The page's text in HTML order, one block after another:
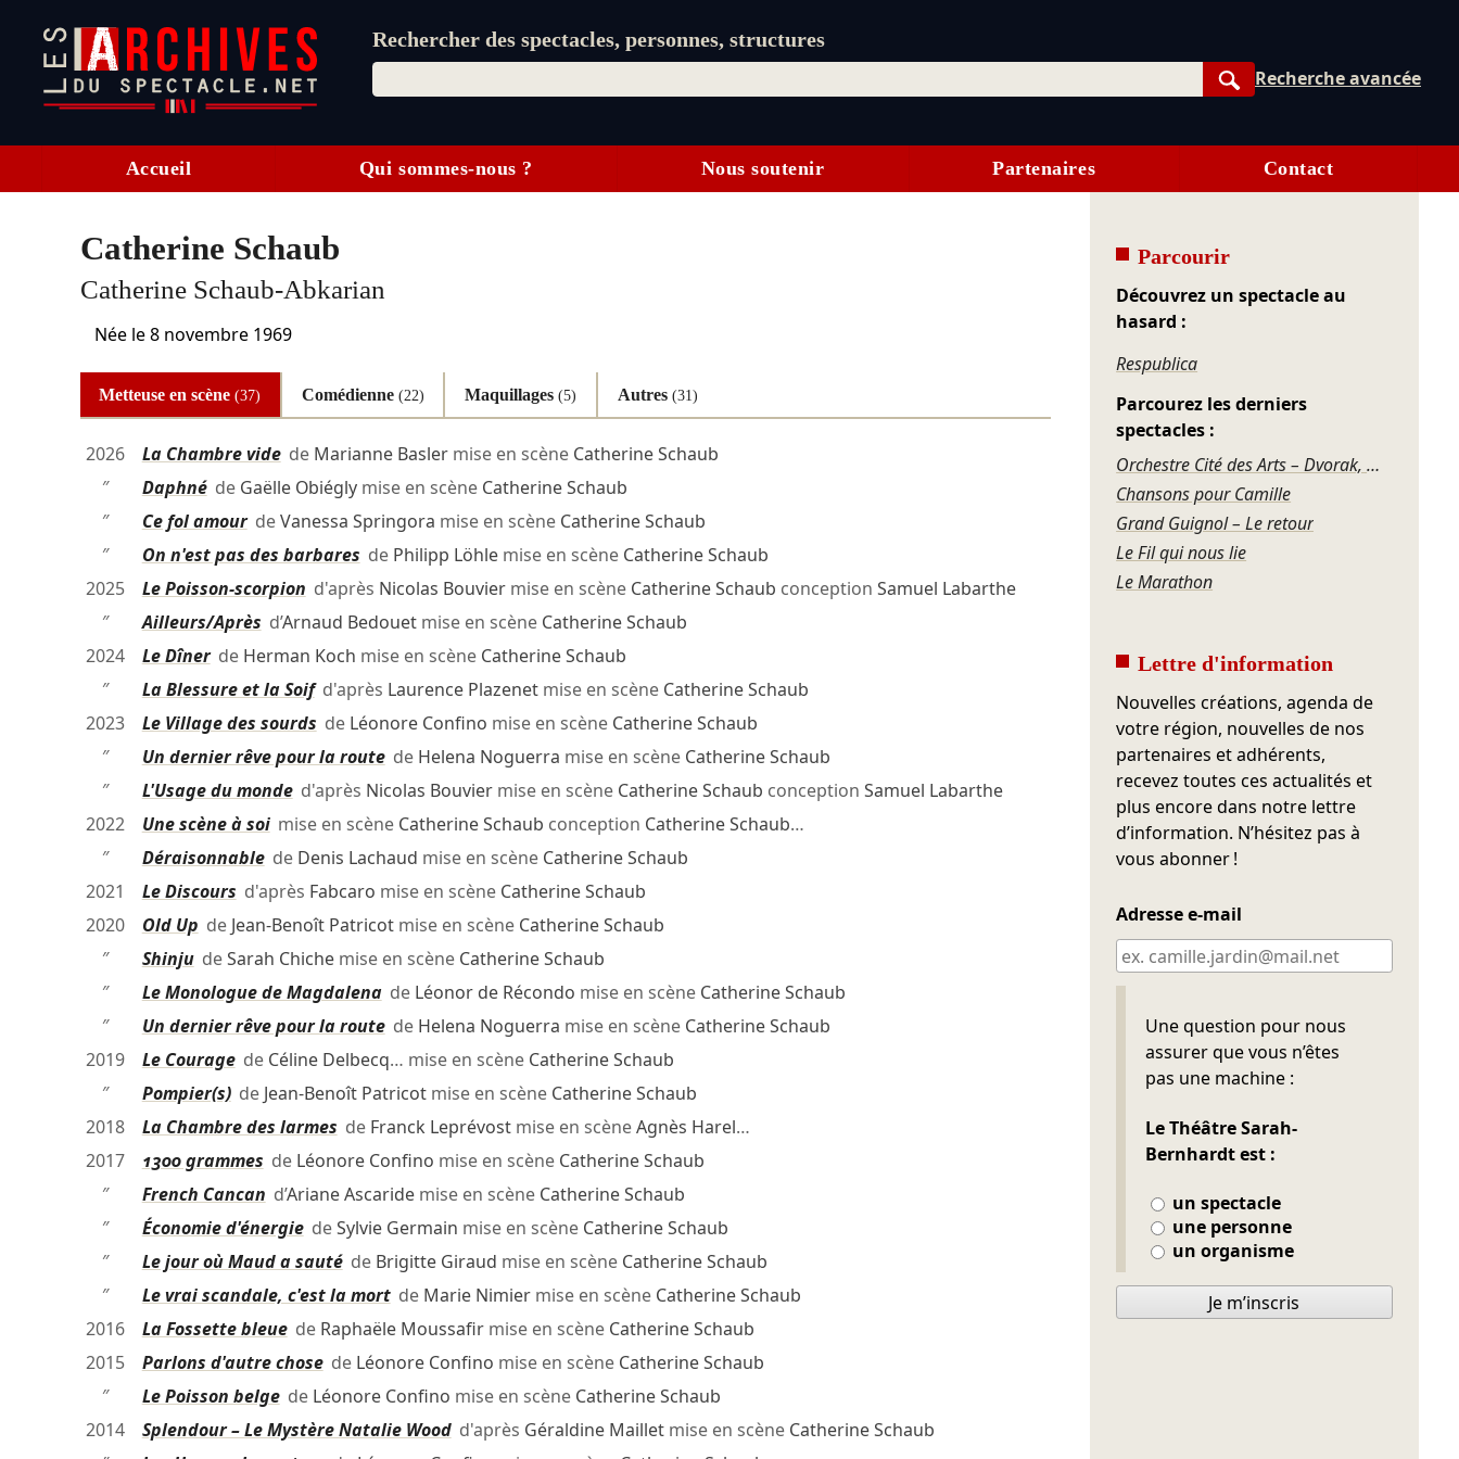
Rechercher des spectacles, personnes, structures
Rechercher
Recherche avancée
Accueil Qui sommes-nous ? Nous soutenir Partenaires Contact
Catherine Schaub
Catherine Schaub-Abkarian
Née le8 novembre 1969
Metteuse en scène(37) Comédienne (22) Maquillages(5) Autres (31)
2026 La Chambre videde Marianne Baslermise en scène Catherine Schaub
″
Daphnéde Gaëlle Obiéglymise en scène Catherine Schaub
″
Ce fol amourdeVanessa Springora mise en scène Catherine Schaub
″
On n'est pas des barbares de Philipp Löhlemise en scène Catherine Schaub
2025
Le Poisson-scorpion d'après Nicolas Bouviermise en scène Catherine Schaub conception Samuel Labarthe
″
Ailleurs/Après d’Arnaud Bedouetmise en scène Catherine Schaub
2024
Le Dînerde Herman Koch mise en scène Catherine Schaub
″
La Blessure et la Soifd'après Laurence Plazenetmise en scène Catherine Schaub
2023
Le Village des sourds de Léonore Confino mise en scène Catherine Schaub
″
Un dernier rêve pour la routede Helena Noguerra mise en scène Catherine Schaub
″
L'Usage du monded'après Nicolas Bouviermise en scène Catherine Schaub conception Samuel Labarthe
2022
Une scène à soimise en scène Catherine Schaub conception Catherine Schaub…
″
Déraisonnablede Denis Lachaud mise en scène Catherine Schaub
2021
Le Discours d'après Fabcaro mise en scène Catherine Schaub
2020
Old Up de Jean-Benoît Patricotmise en scène Catherine Schaub
″
ShinjudeSarah Chichemise en scène Catherine Schaub
″
Le Monologue de Magdalenade Léonor de Récondo mise en scène Catherine Schaub
″
Un dernier rêve pour la routede Helena Noguerra mise en scène Catherine Schaub
2019
Le Couragede Céline Delbecq… mise en scène Catherine Schaub
″
Pompier(s)de Jean-Benoît Patricotmise en scène Catherine Schaub
2018
La Chambre des larmes de Franck Leprévostmise en scèneAgnès Harel…
2017
1300 grammes de Léonore Confino mise en scène Catherine Schaub
″
French Cancan d’Ariane Ascaridemise en scène Catherine Schaub
″
Économie d'énergiedeSylvie Germain mise en scène Catherine Schaub
″
Le jour où Maud a sautéde Brigitte Giraud mise en scène Catherine Schaub
″
Le vrai scandale, c'est la mortde Marie Nimiermise en scène Catherine Schaub
2016
La Fossette bleuede Raphaële Moussafirmise en scène Catherine Schaub
2015
Parlons d'autre chosede Léonore Confino mise en scène Catherine Schaub
″
Le Poisson belgede Léonore Confino mise en scène Catherine Schaub
2014
Splendour – Le Mystère Natalie Woodd'après Géraldine Mailletmise en scène Catherine Schaub
Parcourir
Découvrez un spectacle au
hasard :
Respublica
Parcourez les derniers
spectacles :
Orchestre Cité des Arts – Dvorak, Mozart
Chansons pour Camille
Grand Guignol – Le retour
Le Fil qui nous lie
Le Marathon
Lettre d'information
Nouvelles créations, agenda de
votre région, nouvelles de nos
partenaires et adhérents,
recevez toutes ces actualités et
plus encore dans notre lettre
d’information. N’hésitez pas à
vous abonner !
Adresse e-mail
Une question pour nous
assurer que vous n’êtes
pas une machine :
Le Théâtre Sarah-
Bernhardt est :
un spectacle
une personne
un organisme
Ne pas remplir
Je m’inscris